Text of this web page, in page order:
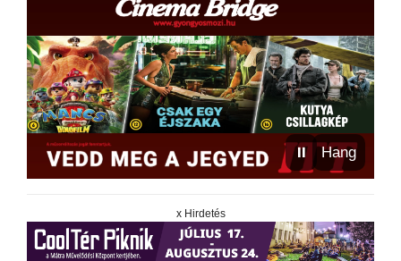
⏸ Hang
x Hirdetés